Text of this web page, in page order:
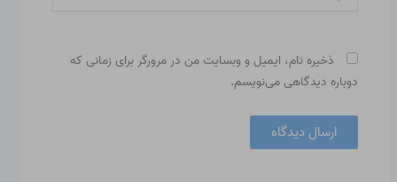
ذخیره نام، ایمیل و وبسایت من در مرورگر برای زمانی که
دوباره دیدگاهی می‌نویسم.